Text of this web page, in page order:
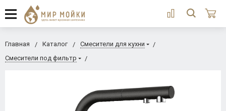
Главная Каталог
Смесители для кухни
Смесители под фильтр